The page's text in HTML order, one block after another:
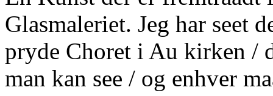
Glasmaleriet. Jeg har seet
pryde Choret i Au kirken /
man kan see / og enhver